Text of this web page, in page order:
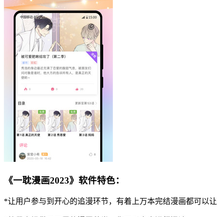
《一耽漫画2023》软件特色：
*让用户参与到开心的追漫环节，有着上万本完结漫画都可以让